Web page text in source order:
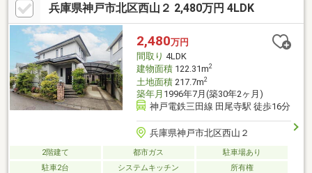
兵庫県神戸市北区西山２ 2,480万円 4LDK
2,480万円
間取り 4LDK
建物面積122.31m2
土地面積217.7m2
築年月 1996年7月(築30年2ヶ月)
神戸電鉄三田線 田尾寺駅 徒歩16分
兵庫県神戸市北区西山２
2階建て 都市ガス
駐車場あり
駐車2台
システムキッチン 所有権